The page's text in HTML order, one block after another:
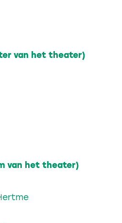
van het theater)
van het theater)